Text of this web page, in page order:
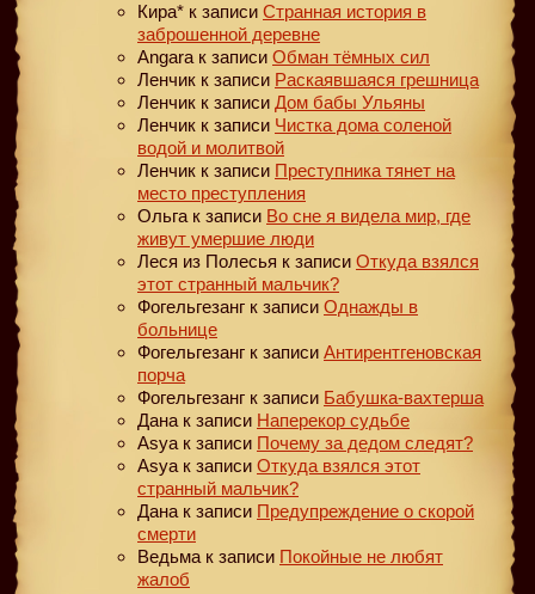
Кира* к записи Странная история в
заброшенной деревне
Angara к записи Обман тёмных сил
Ленчик к записи Раскаявшаяся грешница
Ленчик к записи Дом бабы Ульяны
Ленчик к записи Чистка дома соленой
водой и молитвой
Ленчик к записи Преступника тянет на
место преступления
Ольга к записи Во сне я видела мир, где
живут умершие люди
Леся из Полесья к записи Откуда взялся
этот странный мальчик?
Фогельгезанг к записи Однажды в
больнице
Фогельгезанг к записи Антирентгеновская
порча
Фогельгезанг к записи Бабушка-вахтерша
Дана к записи Наперекор судьбе
Asya к записи Почему за дедом следят?
Asya к записи Откуда взялся этот
странный мальчик?
Дана к записи Предупреждение о скорой
смерти
Ведьма к записи Покойные не любят
жалоб